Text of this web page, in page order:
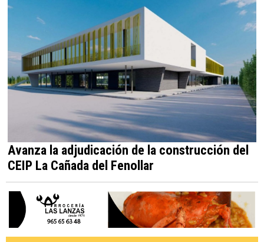
Avanza la adjudicación de la construcción del
CEIP La Cañada del Fenollar